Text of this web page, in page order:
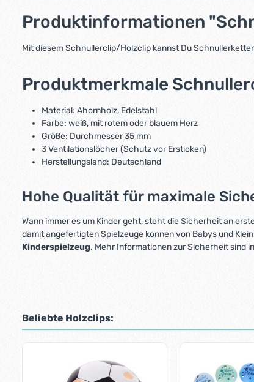
Produktinformationen
Mit diesem Schnullerclip/Holzclip kannst Du
Produktmerkmale
Material: Ahornholz, Edelstahl
Farbe: weiß, mit rotem oder blauem Herz
Größe: Durchmesser 35 mm
3 Ventilationslöcher (Schutz vor Ersticken)
Herstellungsland: Deutschland
Hohe Qualität für maximale
Wann immer es um Kinder geht, steht die Sicherheit an
damit angefertigten Spielzeuge können von Babys und
Kinderspielzeug. Mehr Informationen zur Sicherheit sind
Beliebte Holzclips: